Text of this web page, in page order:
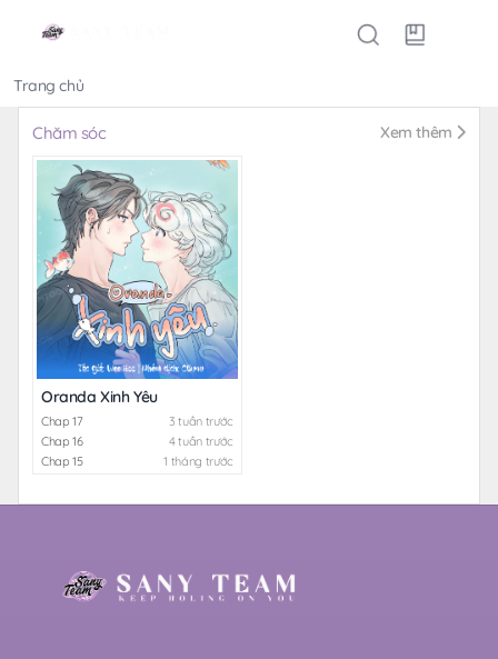
Trang chủ
Chăm sóc Xem thêm
Oranda Xinh Yêu
Chap 17
3 tuần trước
Chap 16
4 tuần trước
Chap 15
1 tháng trước